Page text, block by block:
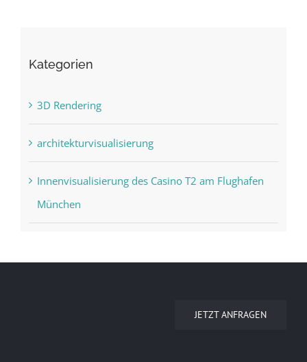
Kategorien
3D Rendering
architekturvisualisierung
Innenvisualisierung des Casino T2 am Flughafen
München
JETZT ANFRAGEN